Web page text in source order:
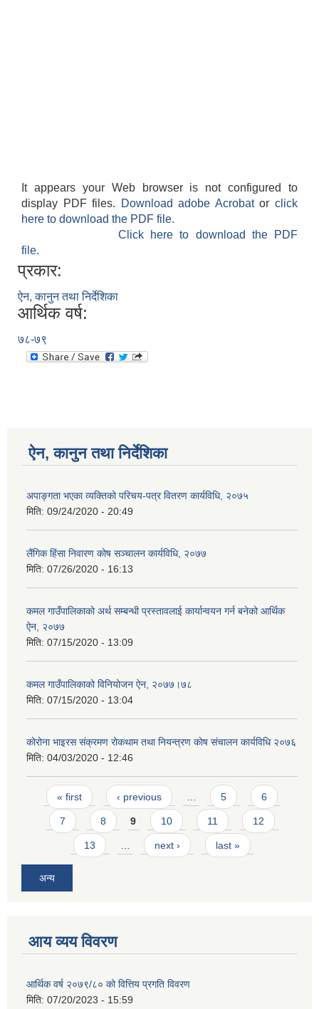
It appears your Web browser is not configured to
display PDF files.
Download adobe Acrobatorclick
here to download the PDF file.
Click here to download the PDF
file.
प्रकार:
ऐन, कानुन तथा निर्देशिका
आर्थिक वर्ष:
७८-७९
ऐन, कानुन तथा निर्देशिका
अपाङ्गता भएका व्यक्तिको परिचय-पत्र वितरण कार्यविधि, २०७५
मिति: 09/24/2020 - 20:49
लैंगिक हिंसा निवारण कोष सञ्चालन कार्यविधि, २०७७
मिति: 07/26/2020 - 16:13
कमल गाउँपालिकाको अर्थ सम्बन्धी प्रस्तावलाई कार्यान्वयन गर्न बनेको आर्थिक
ऐन, २०७७
मिति: 07/15/2020 - 13:09
कमल गाउँपालिकाको विनियोजन ऐन, २०७७।७८
मिति: 07/15/2020 - 13:04
कोरोना भाइरस संक्रमण रोकथाम तथा नियन्त्रण काेष संचालन कार्यविधि २०७६
मिति: 04/03/2020 - 12:46
Pages
« first ‹ previous 5 6
7 8 9 10 11 12
13 next › last »
अन्य
आय व्यय विवरण
आर्थिक वर्ष २०७९/८० को वित्तिय प्रगति विवरण
मिति: 07/20/2023 - 15:59